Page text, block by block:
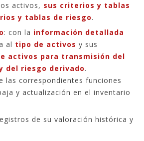
activos, sus criterios y tablas
y tablas de riesgo.
: con la información detallada
al tipo de activos y sus
activos para transmisión del
del riesgo derivado.
las correspondientes funciones
y actualización en el inventario
de su valoración histórica y